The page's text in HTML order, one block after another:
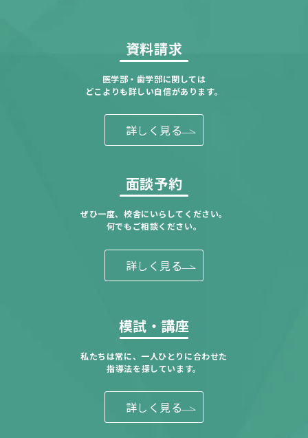
資料請求
医学部・歯学部に関しては
どこよりも詳しい自信があります。
詳しく見る
面談予約
ぜひ一度、校舎にいらしてください。
何でもご相談ください。
詳しく見る
模試・講座
私たちは常に、一人ひとりに合わせた
指導法を探しています。
詳しく見る